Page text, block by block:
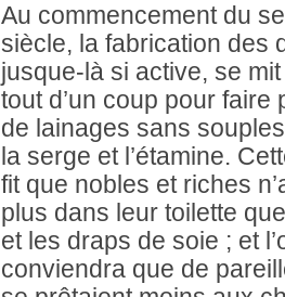
Au commencement du
siècle, la fabrication des
jusque-là si active, se
tout d’un coup pour faire
de lainages sans
la serge et l’étamine.
fit que nobles et riches
plus dans leur toilette
et les draps de soie ; et
conviendra que de